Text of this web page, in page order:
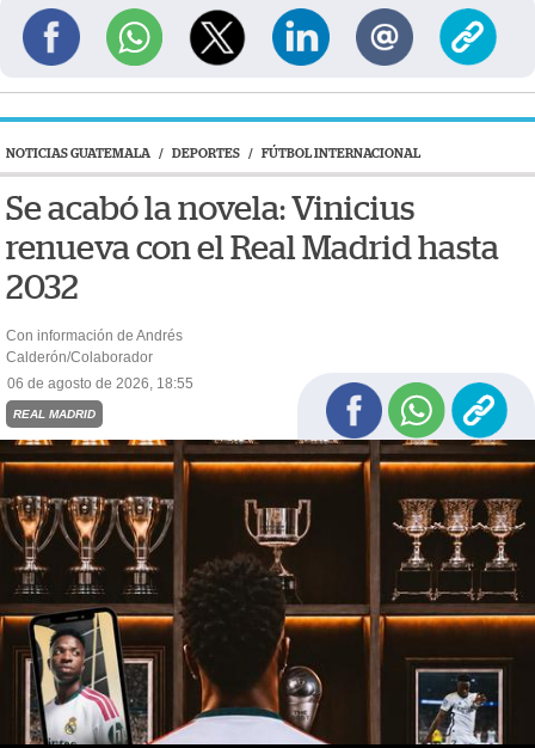
NOTICIAS GUATEMALA / DEPORTES / FÚTBOL INTERNACIONAL
Se acabó la novela: Vinicius
renueva con el Real Madrid hasta
2032
Con información de Andrés
Calderón/Colaborador
06 de agosto de 2026, 18:55
REAL MADRID